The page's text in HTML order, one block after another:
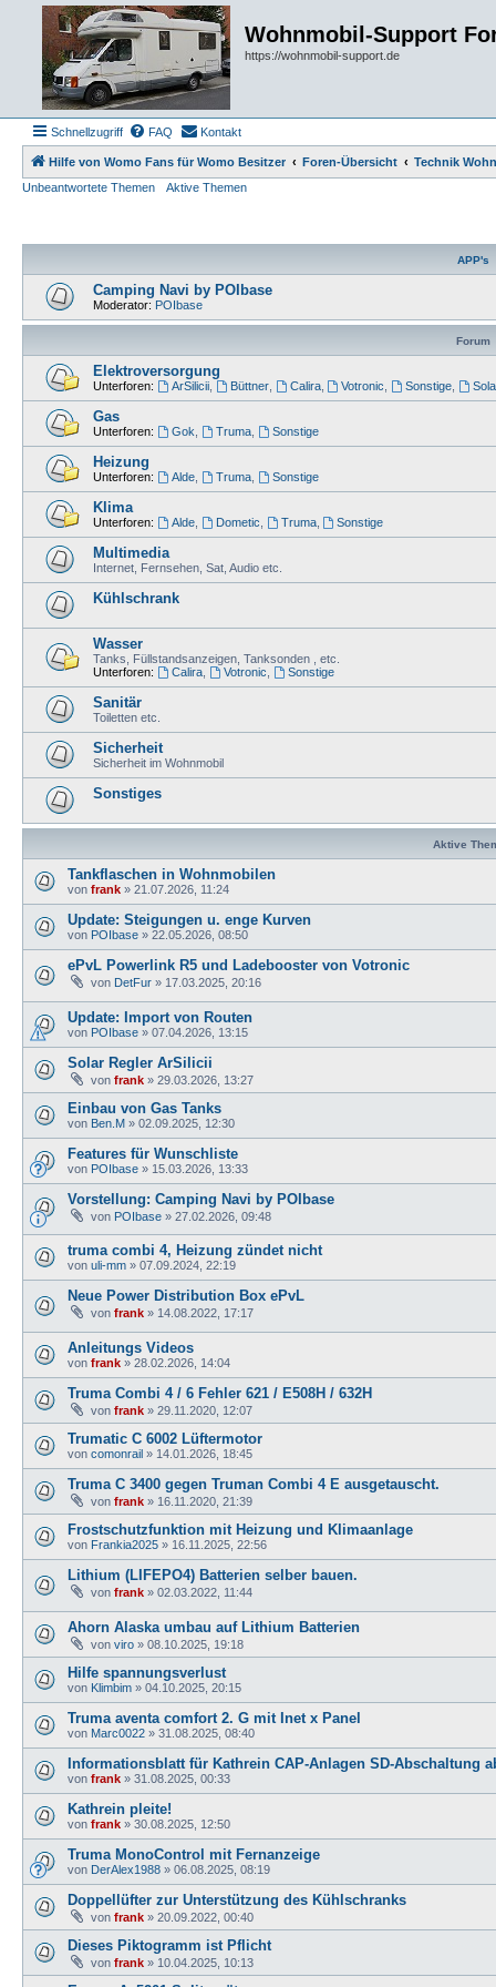
Wohnmobil-Support
https://wohnmobil-support.de
Schnellzugriff FAQ Kontakt
Hilfe von Womo Fans für Womo Besitzer Foren-Übersicht
Technik
Unbeantwortete Themen
Aktive Themen
APP's
Camping Navi by POIbase
Moderator: POIbase
Forum
Elektroversorgung
Unterforen: ArSilicii, Büttner, Calira, Votronic Sonstige
Gas
Unterforen: Gok Truma, Sonstige
Heizung
Unterforen: Alde, Truma, Sonstige
Klima
Unterforen: Alde, Dometic Truma, Sonstige
Multimedia
Internet, Fernsehen, Sat, Audio etc.
Kühlschrank
Wasser
Tanks, Füllstandsanzeigen, Tanksonden , etc.
Unterforen:
Calira, Votronic Sonstige
Sanitär
Toiletten etc.
Sicherheit
Sicherheit im Wohnmobil
Sonstiges
Aktive
Tankflaschen in Wohnmobilen
von frank » 21.07.2026, 11:24
Update: Steigungen u. enge Kurven
von POIbase » 22.05.2026, 08:50
ePvL Powerlink R5 und Ladebooster von Votronic
von DetFur » 17.03.2025, 20:16
Update: Import von Routen
von POIbase » 07.04.2026, 13:15
Solar Regler ArSilicii
von frank » 29.03.2026, 13:27
Einbau von Gas Tanks
von Ben.M » 02.09.2025, 12:30
Features für Wunschliste
von POIbase » 15.03.2026, 13:33
Vorstellung: Camping Navi by POIbase
von POIbase » 27.02.2026, 09:48
truma combi 4, Heizung zündet nicht
von uli-mm » 07.09.2024, 22:19
Neue Power Distribution Box ePvL
von frank » 14.08.2022, 17:17
Anleitungs Videos
von frank » 28.02.2026, 14:04
Truma Combi 4 / 6 Fehler 621 / E508H / 632H
von frank » 29.11.2020, 12:07
Trumatic C 6002 Lüftermotor
von comonrail » 14.01.2026, 18:45
Truma C 3400 gegen Truman Combi 4 E ausgetauscht.
von frank » 16.11.2020, 21:39
Frostschutzfunktion mit Heizung und Klimaanlage
von Frankia2025 » 16.11.2025, 22:56
Lithium (LIFEPO4) Batterien selber bauen.
von frank » 02.03.2022, 11:44
Ahorn Alaska umbau auf Lithium Batterien
von viro » 08.10.2025, 19:18
Hilfe spannungsverlust
von Klimbim » 04.10.2025, 20:15
Truma aventa comfort 2. G mit Inet x Panel
von Marc0022 » 31.08.2025, 08:40
Informationsblatt für Kathrein CAP-Anlagen SD-Abschaltung
von frank » 31.08.2025, 00:33
Kathrein pleite!
von frank » 30.08.2025, 12:50
Truma MonoControl mit Fernanzeige
von DerAlex1988 » 06.08.2025, 08:19
Doppellüfter zur Unterstützung des Kühlschranks
von frank » 20.09.2022, 00:40
Dieses Piktogramm ist Pflicht
von frank » 10.04.2025, 10:13